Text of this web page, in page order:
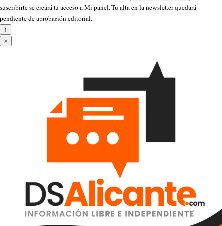
suscribirte se creará tu acceso a Mi panel. Tu alta en la newsletter quedará
pendiente de aprobación editorial.
↑
×